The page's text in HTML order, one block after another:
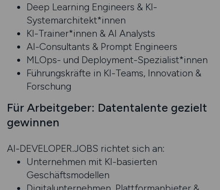
Deep Learning Engineers & KI-
Systemarchitekt*innen
KI-Trainer*innen & AI Analysts
AI-Consultants & Prompt Engineers
MLOps- und Deployment-Spezialist*innen
Führungskräfte in KI-Teams, Innovation &
Forschung
Für Arbeitgeber: Datentalente gezielt
gewinnen
AI-DEVELOPER.JOBS richtet sich an:
Unternehmen mit KI-basierten
Geschäftsmodellen